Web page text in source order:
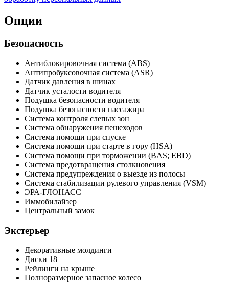
Опции
Безопасность
Антиблокировочная система (ABS)
Антипробуксовочная система (ASR)
Датчик давления в шинах
Датчик усталости водителя
Подушка безопасности водителя
Подушка безопасности пассажира
Система контроля слепых зон
Система обнаружения пешеходов
Система помощи при спуске
Система помощи при старте в гору (HSA)
Система помощи при торможении (BAS; EBD)
Система предотвращения столкновения
Система предупреждения о выезде из полосы
Система стабилизации рулевого управления (VSM)
ЭРА-ГЛОНАСС
Иммобилайзер
Центральный замок
Экстерьер
Декоративные молдинги
Диски 18
Рейлинги на крыше
Полноразмерное запасное колесо